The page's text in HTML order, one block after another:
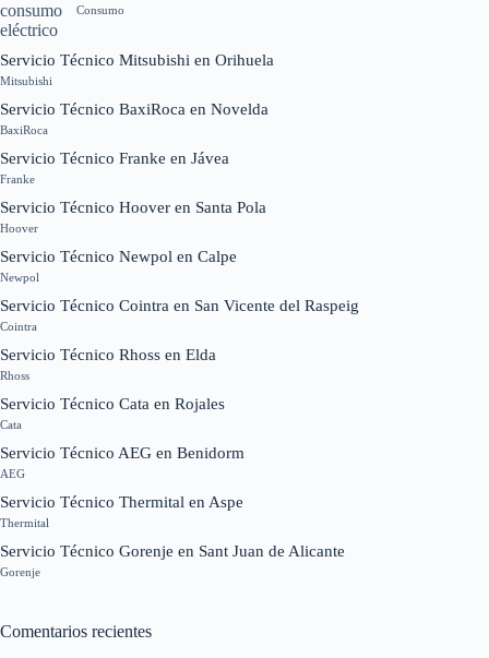
Consumo
Servicio Técnico Mitsubishi en Orihuela
Mitsubishi
Servicio Técnico BaxiRoca en Novelda
BaxiRoca
Servicio Técnico Franke en Jávea
Franke
Servicio Técnico Hoover en Santa Pola
Hoover
Servicio Técnico Newpol en Calpe
Newpol
Servicio Técnico Cointra en San Vicente del Raspeig
Cointra
Servicio Técnico Rhoss en Elda
Rhoss
Servicio Técnico Cata en Rojales
Cata
Servicio Técnico AEG en Benidorm
AEG
Servicio Técnico Thermital en Aspe
Thermital
Servicio Técnico Gorenje en Sant Juan de Alicante
Gorenje
Comentarios recientes